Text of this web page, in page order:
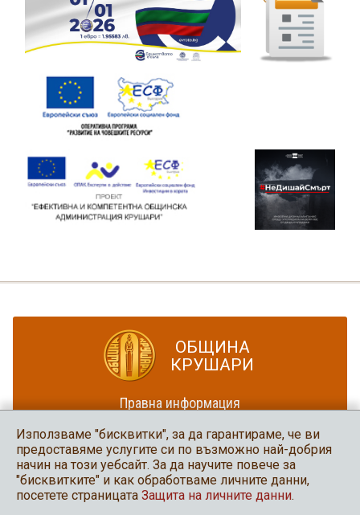
ОБЩИНА
КРУШАРИ
Правна информация
Карта на сайта
Община Крушари
в социалните мрежи
Използваме "бисквитки", за да гарантираме, че ви
предоставяме услугите си по възможно най-добрия
начин на този уебсайт. За да научите повече за
"бисквитките" и как обработваме личните данни,
посетете страницата Защита на личните данни.